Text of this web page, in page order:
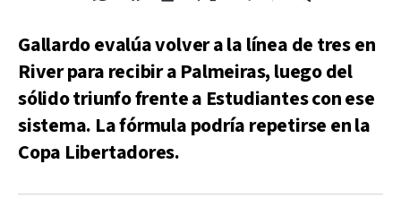
Gallardo evalúa volver a la línea de tres en
River para recibir a Palmeiras, luego del
sólido triunfo frente a Estudiantes con ese
sistema. La fórmula podría repetirse en la
Copa Libertadores.